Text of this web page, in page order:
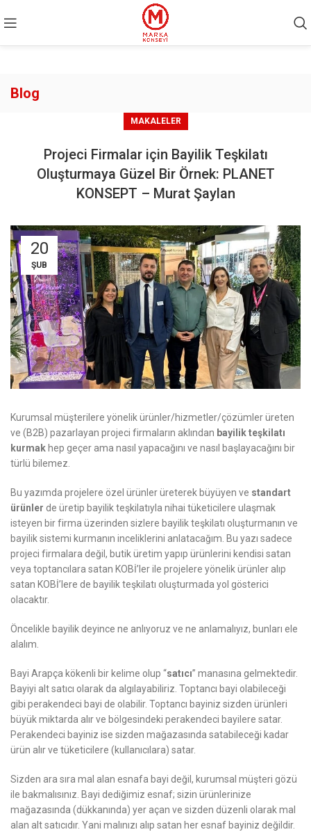
Blog
MAKALELER
Projeci Firmalar için Bayilik Teşkilatı
Oluşturmaya Güzel Bir Örnek: PLANET
KONSEPT – Murat Şaylan
20
ŞUB
Kurumsal müşterilere yönelik ürünler/hizmetler/çözümler üreten
ve (B2B) pazarlayan projeci firmaların aklından bayilik teşkilatı
kurmak hep geçer ama nasıl yapacağını ve nasıl başlayacağını bir
türlü bilemez.
Bu yazımda projelere özel ürünler üreterek büyüyen ve standart
ürünler de üretip bayilik teşkilatıyla nihai tüketicilere ulaşmak
isteyen bir firma üzerinden sizlere bayilik teşkilatı oluşturmanın ve
bayilik sistemi kurmanın inceliklerini anlatacağım. Bu yazı sadece
projeci firmalara değil, butik üretim yapıp ürünlerini kendisi satan
veya toptancılara satan KOBİ’ler ile projelere yönelik ürünler alıp
satan KOBİ’lere de bayilik teşkilatı oluşturmada yol gösterici
olacaktır.
Öncelikle bayilik deyince ne anlıyoruz ve ne anlamalıyız, bunları ele
alalım.
Bayi Arapça kökenli bir kelime olup “satıcı” manasına gelmektedir.
Bayiyi alt satıcı olarak da algılayabiliriz. Toptancı bayi olabileceği
gibi perakendeci bayi de olabilir. Toptancı bayiniz sizden ürünleri
büyük miktarda alır ve bölgesindeki perakendeci bayilere satar.
Perakendeci bayiniz ise sizden mağazasında satabileceği kadar
ürün alır ve tüketicilere (kullanıcılara) satar.
Sizden ara sıra mal alan esnafa bayi değil, kurumsal müşteri gözü
ile bakmalısınız. Bayi dediğimiz esnaf; sizin ürünlerinize
mağazasında (dükkanında) yer açan ve sizden düzenli olarak mal
alan alt satıcıdır. Yani malınızı alıp satan her esnaf bayiniz değildir.